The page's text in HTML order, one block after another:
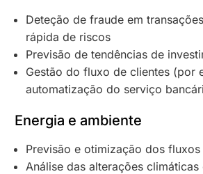
Deteção de fraude em
rápida de riscos
Previsão de tendências de
Gestão do fluxo de clientes (por
automatização do serviço
Energia e ambiente
Previsão e otimização dos
Análise das alterações climáticas